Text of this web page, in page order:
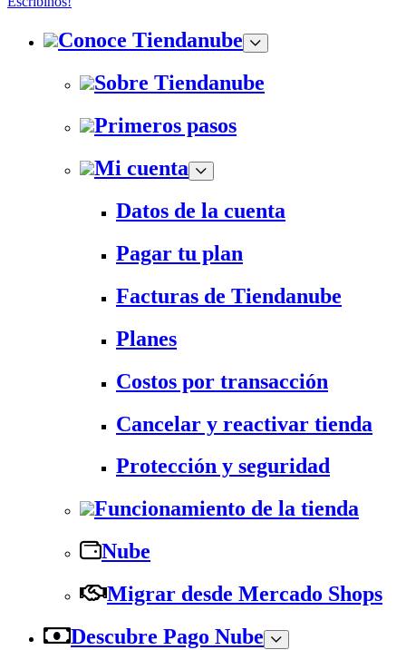
Conoce Tiendanube
Sobre Tiendanube
Primeros pasos
Mi cuenta
Datos de la cuenta
Pagar tu plan
Facturas de Tiendanube
Planes
Costos por transacción
Cancelar y reactivar tienda
Protección y seguridad
Funcionamiento de la tienda
Nube
Migrar desde Mercado Shops
Descubre Pago Nube